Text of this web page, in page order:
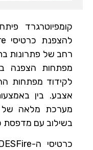
קומפיוטרגרד
רחב של פתרונות
מפתחות הצפנה
לקידוד מפתחות
אצבע. בין
מערכת מלאה של
בשילוב עם מדפסת